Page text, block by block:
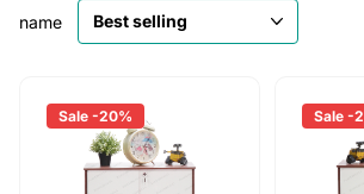
name
Sale -20% Sale -